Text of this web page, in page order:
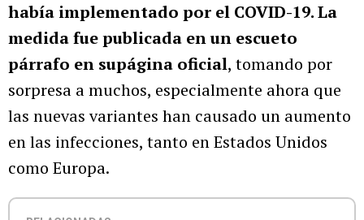
había implementado por el COVID-19. La
medida fue publicada en un escueto
párrafo en supágina oficial, tomando por
sorpresa a muchos, especialmente ahora que
las nuevas variantes han causado un aumento
en las infecciones, tanto en Estados Unidos
como Europa.